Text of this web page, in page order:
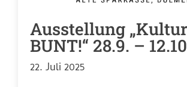
Ausstellung
BUNT!“ 28.9. – 12.10
22. Juli 2025